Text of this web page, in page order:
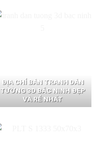
ĐỊA CHỈ BÁN TRANH DÁN
TƯỜNG 3D BẮC NINH ĐẸP
VÀ RẺ NHẤT